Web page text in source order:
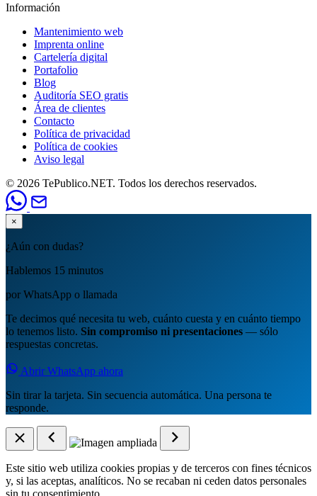
Información
Mantenimiento web
Imprenta online
Cartelería digital
Portafolio
Blog
Auditoría SEO gratis
Área de clientes
Contacto
Política de privacidad
Política de cookies
Aviso legal
© 2026 TePublico.NET. Todos los derechos reservados.
×
¿Aún con dudas?
Hablemos 15 minutos
por WhatsApp o llamada
Te decimos qué necesita tu web, cuánto cuesta y en cuánto tiempo
lo tenemos listo. Sin compromiso ni presentaciones — sólo
respuestas concretas.
Abrir WhatsApp ahora
Sin tirar la tarjeta. Sin secuencia automática. Una persona te
responde.
Este sitio web utiliza cookies propias y de terceros con fines técnicos
y, si las aceptas, analíticos. No se recaban ni ceden datos personales